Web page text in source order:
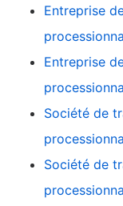
Entreprise
Entreprise
Société de
Société de